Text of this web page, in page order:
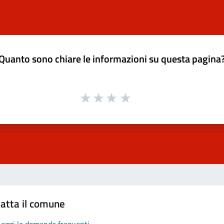
sono chiare le informazioni su questa
il comune